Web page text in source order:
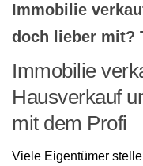
Immobilie
doch lieber mit?
Immobilie
Hausverkauf
mit dem Profi
Viele Eigentümer